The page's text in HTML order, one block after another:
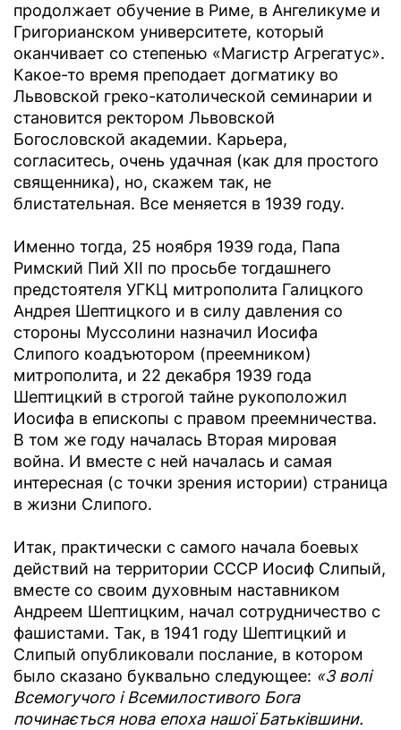
продолжает обучение в Риме, в Ангеликуме и
Григорианском университете, который
оканчивает со степенью «Магистр Агрегатус».
Какое-то время преподает догматику во
Львовской греко-католической семинарии и
становится ректором Львовской
Богословской академии. Карьера,
согласитесь, очень удачная (как для простого
священника), но, скажем так, не
блистательная. Все меняется в 1939 году.
Именно тогда, 25 ноября 1939 года, Папа
Римский Пий XII по просьбе тогдашнего
предстоятеля УГКЦ митрополита Галицкого
Андрея Шептицкого и в силу давления со
стороны Муссолини назначил Иосифа
Слипого коадъютором (преемником)
митрополита, и 22 декабря 1939 года
Шептицкий в строгой тайне рукоположил
Иосифа в епископы с правом преемничества.
В том же году началась Вторая мировая
война. И вместе с ней началась и самая
интересная (с точки зрения истории) страница
в жизни Слипого.
Итак, практически с самого начала боевых
действий на территории СССР Иосиф Слипый,
вместе со своим духовным наставником
Андреем Шептицким, начал сотрудничество с
фашистами. Так, в 1941 году Шептицкий и
Слипый опубликовали послание, в котором
было сказано буквально следующее: «З волі
Всемогучого і Всемилостивого Бога
починається нова епоха нашої Батьківшини.